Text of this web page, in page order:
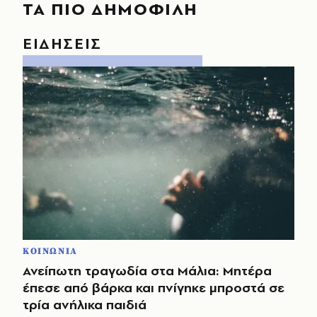
ΤΑ ΠΙΟ ΔΗΜΟΦΙΛΗ
ΕΙΔΗΣΕΙΣ
ΚΟΙΝΩΝΙΑ
Ανείπωτη τραγωδία στα Μάλια: Μητέρα
έπεσε από βάρκα και πνίγηκε μπροστά σε
τρία ανήλικα παιδιά